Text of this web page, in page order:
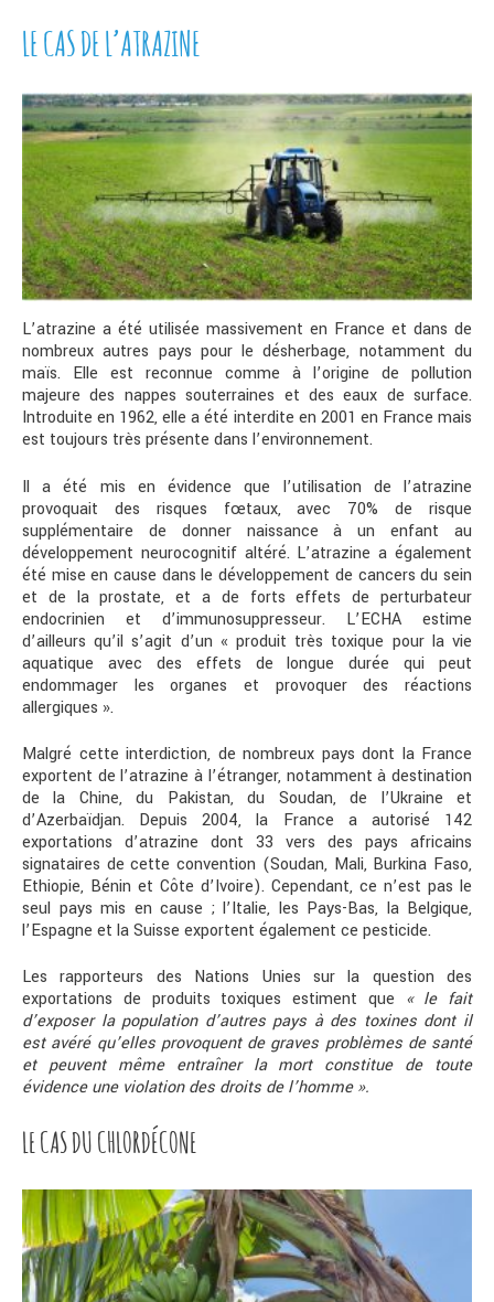
LE CAS DE L’ATRAZINE
L’atrazine a été utilisée massivement en France et dans de
nombreux autres pays pour le désherbage, notamment du
maïs. Elle est reconnue comme à l’origine de pollution
majeure des nappes souterraines et des eaux de surface.
Introduite en 1962, elle a été interdite en 2001 en France mais
est toujours très présente dans l’environnement.
Il a été mis en évidence que l’utilisation de l’atrazine
provoquait des risques fœtaux, avec 70% de risque
supplémentaire de donner naissance à un enfant au
développement neurocognitif altéré. L’atrazine a également
été mise en cause dans le développement de cancers du sein
et de la prostate, et a de forts effets de perturbateur
endocrinien et d’immunosuppresseur. L’ECHA estime
d’ailleurs qu’il s’agit d’un « produit très toxique pour la vie
aquatique avec des effets de longue durée qui peut
endommager les organes et provoquer des réactions
allergiques ».
Malgré cette interdiction, de nombreux pays dont la France
exportent de l’atrazine à l’étranger, notamment à destination
de la Chine, du Pakistan, du Soudan, de l’Ukraine et
d’Azerbaïdjan. Depuis 2004, la France a autorisé 142
exportations d’atrazine dont 33 vers des pays africains
signataires de cette convention (Soudan, Mali, Burkina Faso,
Ethiopie, Bénin et Côte d’Ivoire). Cependant, ce n’est pas le
seul pays mis en cause ; l’Italie, les Pays-Bas, la Belgique,
l’Espagne et la Suisse exportent également ce pesticide.
Les rapporteurs des Nations Unies sur la question des
exportations de produits toxiques estiment que « le fait
d’exposer la population d’autres pays à des toxines dont il
est avéré qu’elles provoquent de graves problèmes de santé
et peuvent même entraîner la mort constitue de toute
évidence une violation des droits de l’homme ».
LE CAS DU CHLORDÉCONE